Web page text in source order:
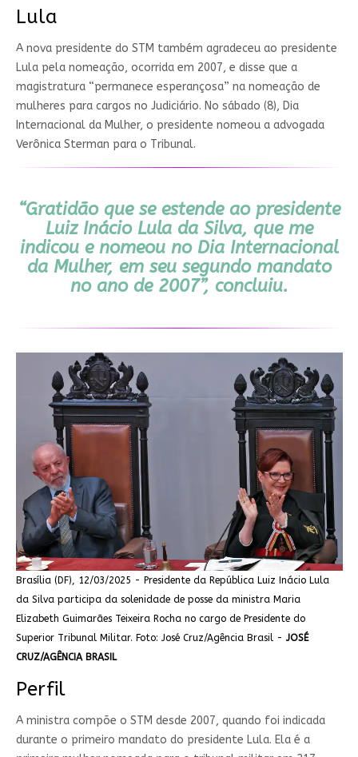
Lula
A nova presidente do STM também agradeceu ao presidente
Lula pela nomeação, ocorrida em 2007, e disse que a
magistratura “permanece esperançosa” na nomeação de
mulheres para cargos no Judiciário. No sábado (8), Dia
Internacional da Mulher, o presidente nomeou a advogada
Verônica Sterman para o Tribunal.
“Gratidão que se estende ao presidente
Luiz Inácio Lula da Silva, que me
indicou e nomeou no Dia Internacional
da Mulher, em seu segundo mandato
no ano de 2007”, concluiu.
Brasília (DF), 12/03/2025 - Presidente da República Luiz Inácio Lula
da Silva participa da solenidade de posse da ministra Maria
Elizabeth Guimarães Teixeira Rocha no cargo de Presidente do
Superior Tribunal Militar. Foto: José Cruz/Agência Brasil - JOSÉ
CRUZ/AGÊNCIA BRASIL
Perfil
A ministra compõe o STM desde 2007, quando foi indicada
durante o primeiro mandato do presidente Lula. Ela é a